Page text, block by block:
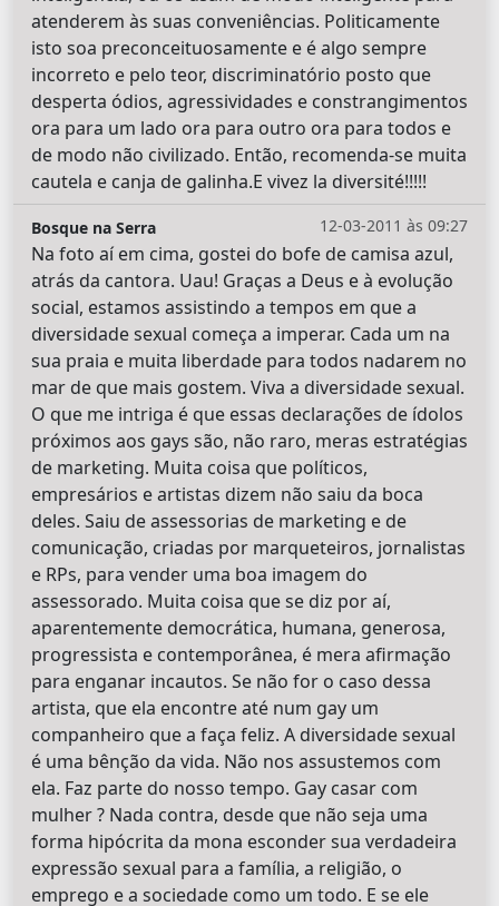
atenderem às suas conveniências. Politicamente
isto soa preconceituosamente e é algo sempre
incorreto e pelo teor, discriminatório posto que
desperta ódios, agressividades e constrangimentos
ora para um lado ora para outro ora para todos e
de modo não civilizado. Então, recomenda-se muita
cautela e canja de galinha.E vivez la diversité!!!!!
12-03-2011 às 09:27
Bosque na Serra
Na foto aí em cima, gostei do bofe de camisa azul,
atrás da cantora. Uau! Graças a Deus e à evolução
social, estamos assistindo a tempos em que a
diversidade sexual começa a imperar. Cada um na
sua praia e muita liberdade para todos nadarem no
mar de que mais gostem. Viva a diversidade sexual.
O que me intriga é que essas declarações de ídolos
próximos aos gays são, não raro, meras estratégias
de marketing. Muita coisa que políticos,
empresários e artistas dizem não saiu da boca
deles. Saiu de assessorias de marketing e de
comunicação, criadas por marqueteiros, jornalistas
e RPs, para vender uma boa imagem do
assessorado. Muita coisa que se diz por aí,
aparentemente democrática, humana, generosa,
progressista e contemporânea, é mera afirmação
para enganar incautos. Se não for o caso dessa
artista, que ela encontre até num gay um
companheiro que a faça feliz. A diversidade sexual
é uma bênção da vida. Não nos assustemos com
ela. Faz parte do nosso tempo. Gay casar com
mulher ? Nada contra, desde que não seja uma
forma hipócrita da mona esconder sua verdadeira
expressão sexual para a família, a religião, o
emprego e a sociedade como um todo. E se ele